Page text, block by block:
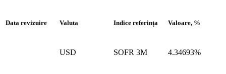
Data revizuire Valuta Indice referința Valoare, %
USD SOFR 3M 4.34693%